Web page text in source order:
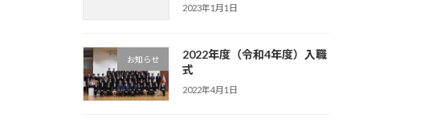
2023年1月1日
お知らせ
2022年度（令和4年度）入職
式
2022年4月1日